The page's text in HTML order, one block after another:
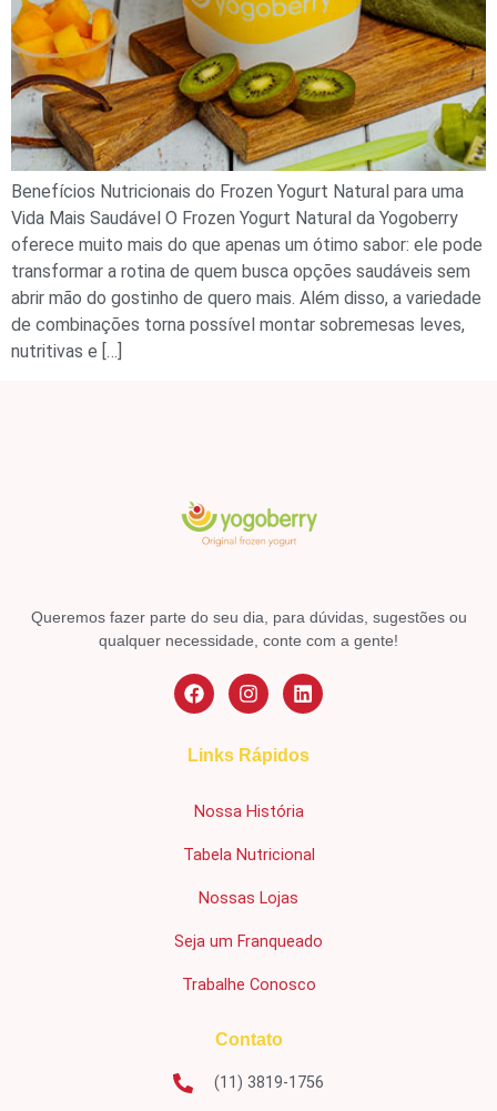
Benefícios Nutricionais do Frozen Yogurt Natural para uma
Vida Mais Saudável O Frozen Yogurt Natural da Yogoberry
oferece muito mais do que apenas um ótimo sabor: ele pode
transformar a rotina de quem busca opções saudáveis sem
abrir mão do gostinho de quero mais. Além disso, a variedade
de combinações torna possível montar sobremesas leves,
nutritivas e […]
Queremos fazer parte do seu dia, para dúvidas, sugestões ou
qualquer necessidade, conte com a gente!
Links Rápidos
Nossa História
Tabela Nutricional
Nossas Lojas
Seja um Franqueado
Trabalhe Conosco
Contato
(11) 3819-1756